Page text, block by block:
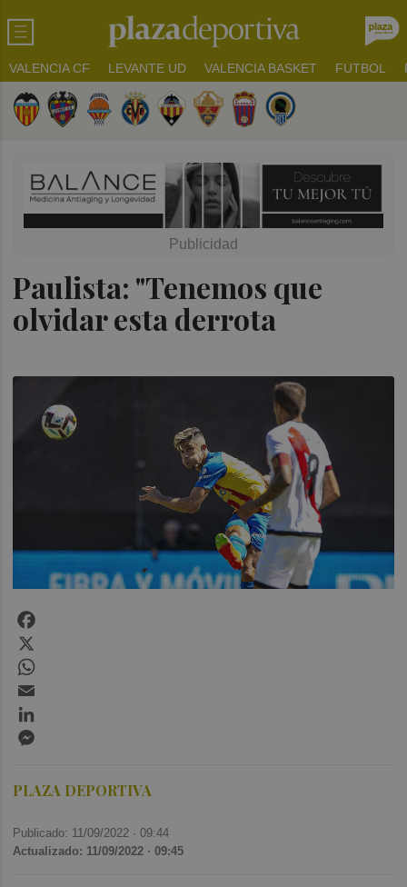
VALENCIA CF LEVANTE UD VALENCIA BASKET FUTBOL
Paulista: "Tenemos que
olvidar esta derrota
PLAZA DEPORTIVA
Publicado: 11/09/2022 ·09:44
Actualizado: 11/09/2022 · 09:45